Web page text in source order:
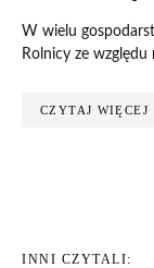
W wielu
Rolnicy ze
CZYTAJ WIĘCEJ
INNI CZYTALI: